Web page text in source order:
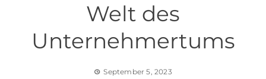
Welt des
Unternehmertums
September 5, 2023